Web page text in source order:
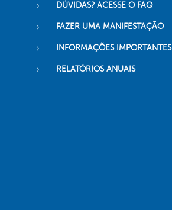
DÚVIDAS? ACESSE O FAQ
FAZER UMA MANIFESTAÇÃO
INFORMAÇÕES IMPORTANTES
RELATÓRIOS ANUAIS